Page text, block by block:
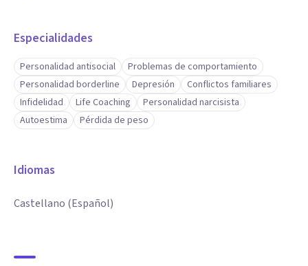
Especialidades
Personalidad antisocial
Problemas de comportamiento
Personalidad borderline
Depresión
Conflictos familiares
Infidelidad
Life Coaching
Personalidad narcisista
Autoestima
Pérdida de peso
Idiomas
Castellano (Español)